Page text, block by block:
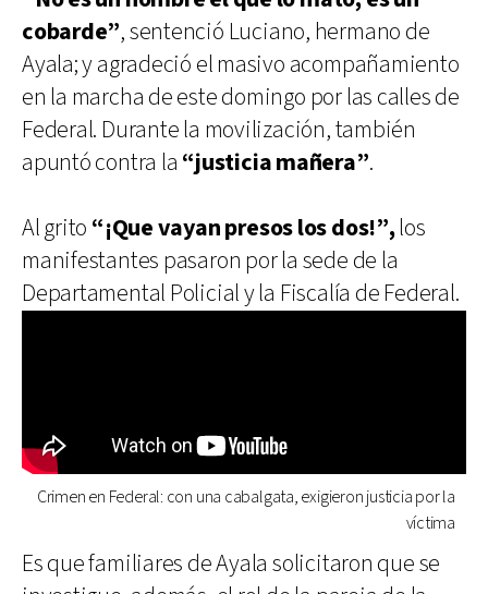
cobarde”, sentenció Luciano, hermano de
Ayala; y agradeció el masivo acompañamiento
en la marcha de este domingo por las calles de
Federal. Durante la movilización, también
apuntó contra la “justicia mañera”.
Al grito “¡Que vayan presos los dos!”,los
manifestantes pasaron por la sede de la
Departamental Policial y la Fiscalía de Federal.
Crimen en Federal: con una cabalgata, exigieron justicia por la
víctima
Es que familiares de Ayala solicitaron que se